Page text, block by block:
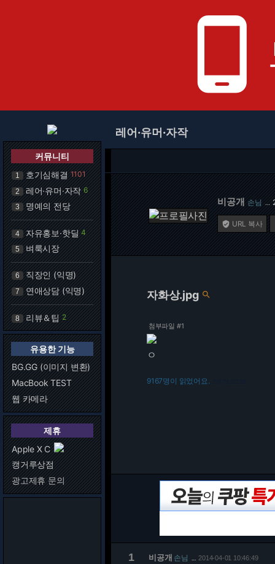
phone_android
커뮤니티
1 호기심해결 1101
2 레어·유머·자작 6
3 명예의 전당
4 자유홍보·핫딜 4
5 벼룩시장
6 직장인 (익명)
7 연애상담 (익명)
8 리뷰＆팁 2
유용한 기능
BG.GG (이미지 변환)
MacBook TEST
웹 카메라
제휴
Apple X C
캥거루상점
광고제휴 문의
레어·유머·자작
비공개 손님 …
 URL 복사
자화상.jpg 
첨부파일 #1
ㅇ
9167명이 읽었어요.
1 비공개 손님 2014-04-01 10:46:49